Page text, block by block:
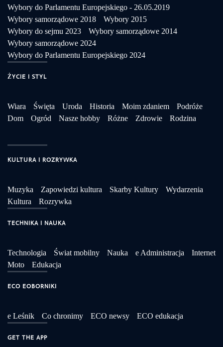
Wybory do Parlamentu Europejskiego - 26.05.2019
Wybory samorządowe 2018
Wybory 2015
Wybory do sejmu 2023
Wybory samorządowe 2014
Wybory samorządowe 2024
Wybory do Parlamentu Europejskiego 2024
ŻYCIE I STYL
Wiara Święta Uroda Historia Moim zdaniem
Podróże
Dom
Ogród Nasze hobby Różne Zdrowie Rodzina
KULTURA I ROZRYWKA
Muzyka Zapowiedzi kultura Skarby Kultury
Wydarzenia
Kultura
Rozrywka
TECHNIKA I NAUKA
Technologia Świat mobilny Nauka e Administracja
Internet
Moto
Edukacja
ECO EOBORNIKI
e Leśnik Co chronimy ECO newsy ECO edukacja
GET THE APP